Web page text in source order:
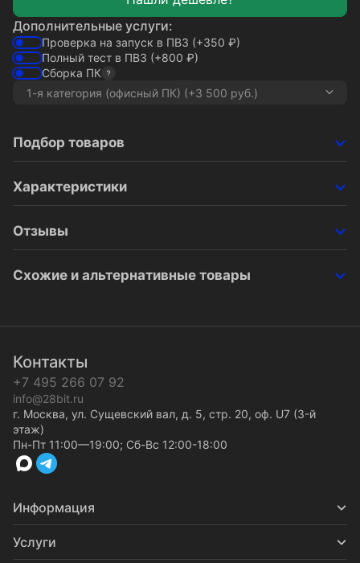
Дополнительные услуги:
Проверка на запуск в ПВЗ (+350 ₽)
Полный тест в ПВЗ (+800 ₽)
Сборка ПК
Подбор товаров
Характеристики
Отзывы
Схожие и альтернативные товары
Контакты
+7 495 266 07 92
info@28bit.ru
г. Москва, ул. Сущевский вал, д. 5, стр. 20, оф. U7 (3-й
этаж)
Пн-Пт 11:00—19:00; Сб-Вс 12:00-18:00
Информация
Услуги